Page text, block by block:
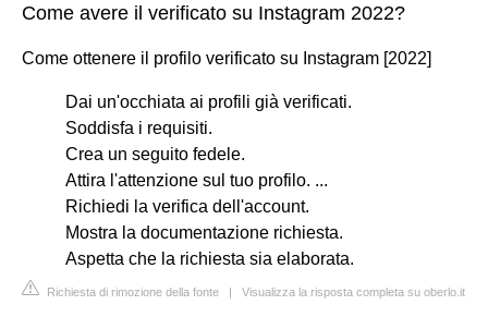
Come avere il verificato su Instagram 2022?
Come ottenere il profilo verificato su Instagram [2022]
Dai un'occhiata ai profili già verificati.
Soddisfa i requisiti.
Crea un seguito fedele.
Attira l'attenzione sul tuo profilo. ...
Richiedi la verifica dell'account.
Mostra la documentazione richiesta.
Aspetta che la richiesta sia elaborata.
Richiesta di rimozione della fonte | Visualizza la risposta completa su oberlo.it